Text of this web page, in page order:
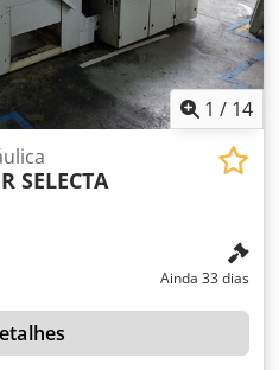
1 / 14
SELECTA
Ainda 33 dias